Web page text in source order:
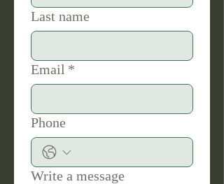
Last name
Email *
Phone
Write a message